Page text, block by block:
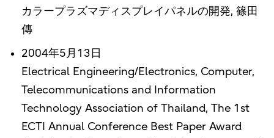
カラープラズマディスプレイパネルの開発, 篠田
傳
2004年5月13日
Electrical Engineering/Electronics, Computer,
Telecommunications and Information
Technology Association of Thailand, The 1st
ECTI Annual Conference Best Paper Award